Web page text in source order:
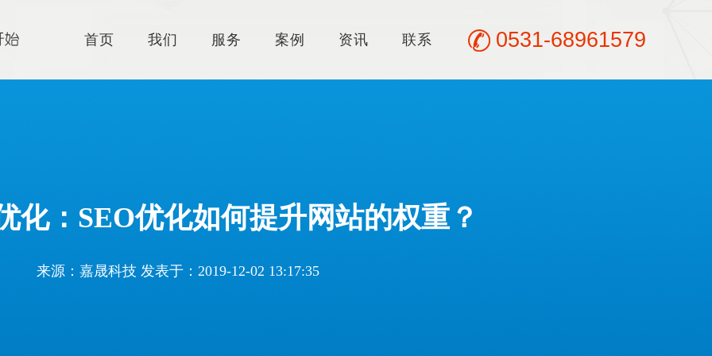
首页 我们 服务 案例 资讯 联系 0531-68961579
化：SEO优化如何提升网站的权重？
来源：嘉晟科技 发表于：2019-12-02 13:17:35